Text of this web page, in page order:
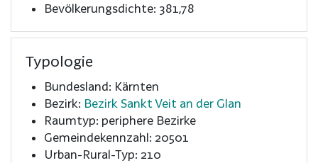
Bevölkerungsdichte: 381,78
Typologie
Bundesland: Kärnten
Bezirk: Bezirk Sankt Veit an der Glan
Raumtyp: periphere Bezirke
Gemeindekennzahl: 20501
Urban-Rural-Typ: 210